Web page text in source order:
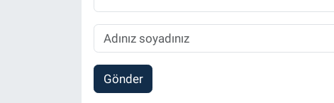
Gönder